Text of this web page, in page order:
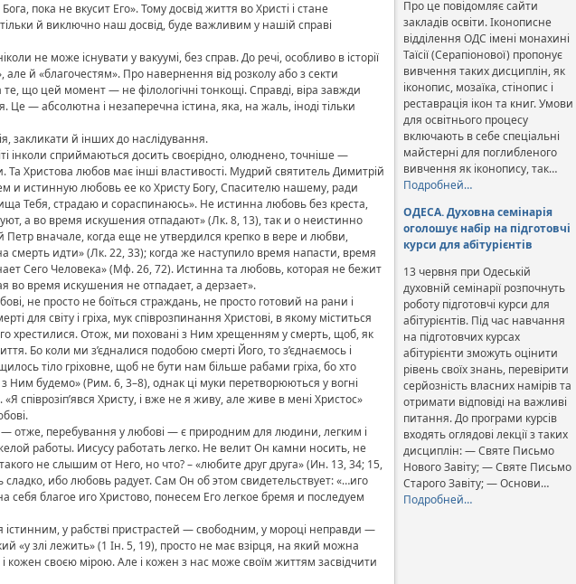
пока не вкусит Его». Тому досвід життя во Христі і стане
й виключно наш досвід, буде важливим у нашій справі
не може існувати у вакуумі, без справ. До речі, особливо в історії
й «благочестям». Про навернення від розколу або з секти
що цей момент — не філологічні тонкощі. Справді, віра завжди
— абсолютна і незаперечна істина, яка, на жаль, іноді тільки
закликати й інших до наслідування.
інколи сприймаються досить своєрідно, олюднено, точніше —
Христова любов має інші властивості. Мудрий святитель Димитрій
и истинную любовь ее ко Христу Богу, Спасителю нашему, ради
Тебя, страдаю и сораспинаюсь». Не истинна любовь без креста,
а во время искушения отпадают» (Лк. 8, 13), так и о неистинно
вначале, когда еще не утвердился крепко в вере и любви,
идти» (Лк. 22, 33); когда же наступило время напасти, время
Сего Человека» (Мф. 26, 72). Истинна та любовь, которая не бежит
во время искушения не отпадает, а дерзает».
не просто не боїться страждань, не просто готовий на рани і
світу і гріха, мук співрозпинання Христові, в якому міститься
хрестилися. Отож, ми поховані з Ним хрещенням у смерть, щоб, як
Бо коли ми з’єдналися подобою смерті Його, то з’єднаємось і
тіло гріховне, щоб не бути нам більше рабами гріха, бо хто
Ним будемо» (Рим. 6, 3–8), однак ці муки перетворюються у вогні
співрозіп’явся Христу, і вже не я живу, але живе в мені Христос»
отже, перебування у любові — є природним для людини, легким і
работы. Иисусу работать легко. Не велит Он камни носить, не
не слышим от Него, но что? – «любите друг друга» (Ин. 13, 34; 15,
ибо любовь радует. Сам Он об этом свидетельствует: «…иго
благое иго Христово, понесем Его легкое бремя и последуем
істинним, у рабстві пристрастей — свободним, у мороці неправди —
«у злі лежить» (1 Ін. 5, 19), просто не має взірця, на який можна
кожен своєю мірою. Але і кожен з нас може своїм життям засвідчити
Про це повідомляє сайти
закладів освіти. Іконописне
відділення ОДС імені монахині
Таїсії (Серапіонової) пропонує
вивчення таких дисциплін, як
іконопис, мозаїка, стінопис і
реставрація ікон та книг. Умови
для освітнього процесу
включають в себе спеціальні
майстерні для поглибленого
вивчення як іконопису, так…
Подробней…
ОДЕСА. Духовна семінарія
оголошує набір на підготовчі
курси для абітурієнтів
13 червня при Одеській
духовній семінарії розпочнуть
роботу підготовчі курси для
абітурієнтів. Під час навчання
на підготовчих курсах
абітурієнти зможуть оцінити
рівень своїх знань, перевірити
серйозність власних намірів та
отримати відповіді на важливі
питання. До програми курсів
входять оглядові лекції з таких
дисциплін: — Святе Письмо
Нового Завіту; — Святе Письмо
Старого Завіту; — Основи…
Подробней…